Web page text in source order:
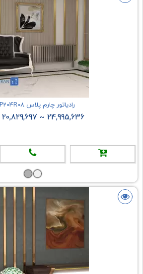
رادیاتور چارم پلاس CHP204R08
24,995,636
~
20,829,697